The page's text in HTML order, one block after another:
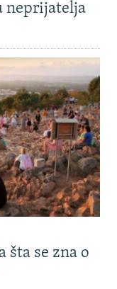
neprijatelja
šta se zna o